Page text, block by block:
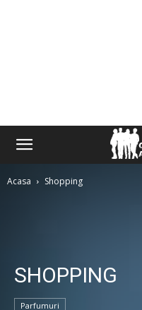
Acasa Shopping
SHOPPING
Parfumuri